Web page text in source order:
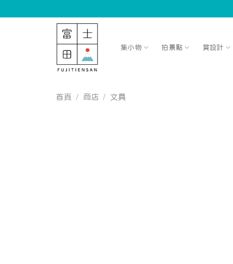
to
集小物 拍景點 賞設計
首頁 / 商店 / 文具